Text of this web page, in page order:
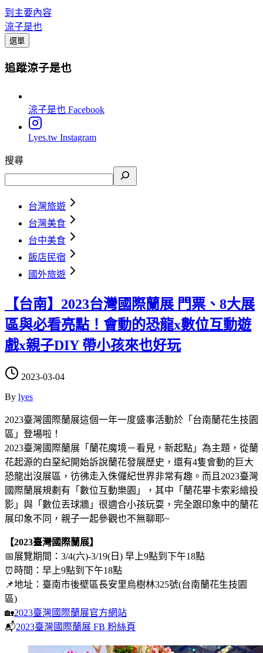
到主要內容
涼子是也
選單
追蹤涼子是也
涼子是也 Facebook
Lyes.tw Instagram
搜尋
台灣旅遊
台灣美食
台中美食
飯店民宿
國外旅遊
【台南】2023台灣國際蘭展 門票、8大展
區與必看亮點！會動的恐龍x數位互動遊
戲x親子DIY 帶小孩來也好玩
2023-03-04
By lyes
2023臺灣國際蘭展這個一年一度盛事活動於「台南蘭花生技園
區」登場啦！
2023臺灣國際蘭展「蘭花魔境－看見，新起點」為主題，從蘭
花起源的白堊紀開始訴說蘭花發展歷史，還有4隻會動的巨大
恐龍出沒展區，彷彿走入侏儸紀世界非常有趣。而且2023臺灣
國際蘭展規劃有「數位互動樂園」，其中「蘭花畢卡索彩繪投
影」與「數位丟球牆」很適合小孩玩耍，完全跟印象中的蘭花
展印象不同，親子一起參觀也不無聊耶~
【2023臺灣國際蘭展】
📅展覽期間：3/4(六)-3/19(日) 早上9點到下午18點
⏰時間：早上9點到下午18點
📌地址：臺南市後壁區長安里烏樹林325號(台南蘭花生技園
區)
🏡2023臺灣國際蘭展官方網站
📬2023臺灣國際蘭展 FB 粉絲頁